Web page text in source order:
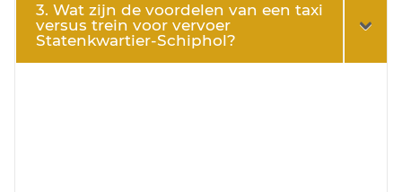
3. Wat zijn de voordelen van een taxi
versus trein voor vervoer
Statenkwartier-Schiphol?